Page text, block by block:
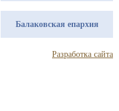
Балаковская епархия
Разработка сайта